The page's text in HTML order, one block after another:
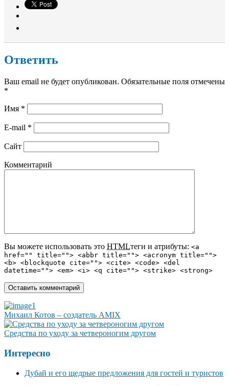
Ответить
Ваш email не будет опубликован. Обязательные поля отмечены
*
Имя *
E-mail *
Сайт
Комментарий
Вы можете использовать это HTMLтеги и атрибуты: <a
href="" title=""> <abbr title=""> <acronym title="">
<b> <blockquote cite=""> <cite> <code> <del
datetime=""> <em> <i> <q cite=""> <strike> <strong>
Михаил Котов – создатель AMIX
Средства по уходу за четвероногим другом
Интересно
Дубай и его щедрые предложения для гостей и туристов